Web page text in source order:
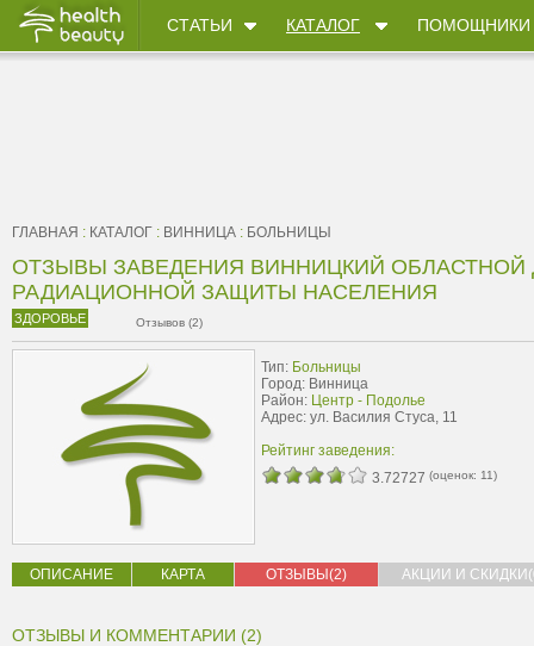
СТАТЬИ КАТАЛОГ ПОМОЩНИКИ
ГЛАВНАЯ : КАТАЛОГ : ВИННИЦА : БОЛЬНИЦЫ
ОТЗЫВЫ ЗАВЕДЕНИЯ ВИННИЦКИЙ ОБЛАСТНОЙ
РАДИАЦИОННОЙ ЗАЩИТЫ НАСЕЛЕНИЯ
ЗДОРОВЬЕ Отзывов (2)
Тип: Больницы
Город: Винница
Район: Центр - Подолье
Адрес: ул. Василия Стуса, 11
Рейтинг заведения:
3.72727 (оценок: 11)
ОПИСАНИЕ КАРТА ОТЗЫВЫ(2) АКЦИИ И
ОТЗЫВЫ И КОММЕНТАРИИ (2)